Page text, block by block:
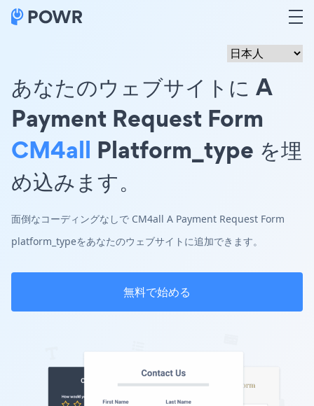
あなたのウェブサイトに A
Payment Request Form
CM4all Platform_type を埋
め込みます。
面倒なコーディングなしで CM4all A Payment Request Form
platform_typeをあなたのウェブサイトに追加できます。
無料で始める